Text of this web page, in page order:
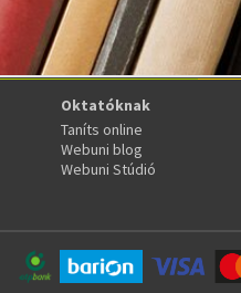
Oktatóknak
Taníts online
Webuni blog
Webuni Stúdió